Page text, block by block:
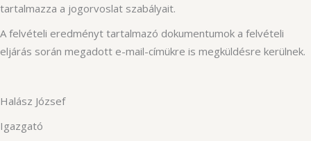
tartalmazza a jogorvoslat szabályait.
A felvételi eredményt tartalmazó dokumentumok a felvételi
eljárás során megadott e-mail-címükre is megküldésre kerülnek.
Halász József
Igazgató